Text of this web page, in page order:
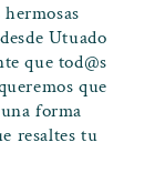
Utuado
que tod@s
que
forma
resaltes tu